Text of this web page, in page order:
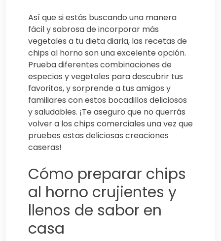
Así que si estás buscando una manera
fácil y sabrosa de incorporar más
vegetales a tu dieta diaria, las recetas de
chips al horno son una excelente opción.
Prueba diferentes combinaciones de
especias y vegetales para descubrir tus
favoritos, y sorprende a tus amigos y
familiares con estos bocadillos deliciosos
y saludables. ¡Te aseguro que no querrás
volver a los chips comerciales una vez que
pruebes estas deliciosas creaciones
caseras!
Cómo preparar chips
al horno crujientes y
llenos de sabor en
casa